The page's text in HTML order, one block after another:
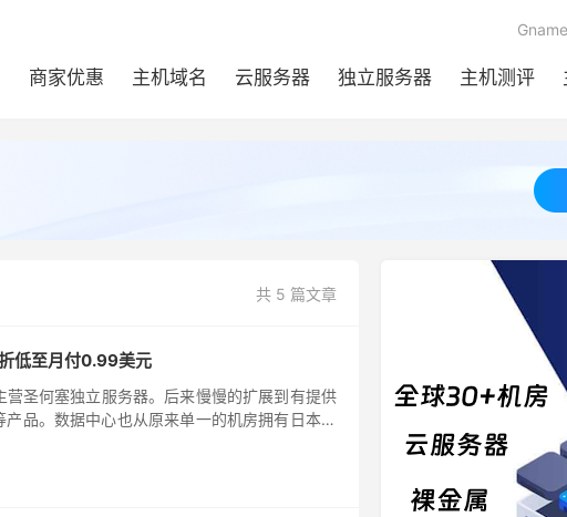
商家优惠 主机域名 云服务器 独立服务器 主机测评
共 5 篇文章
低至月付0.99美元
圣何塞独立服务器。后来慢慢的扩展到有提供
品。数据中心也从原来单一的机房拥有日本、